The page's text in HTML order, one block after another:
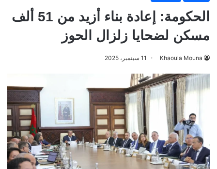
الحكومة: إعادة بناء أزيد من 51 ألف
مسكن لضحايا زلزال الحوز
Khaoula Mouna 11 سبتمبر، 2025